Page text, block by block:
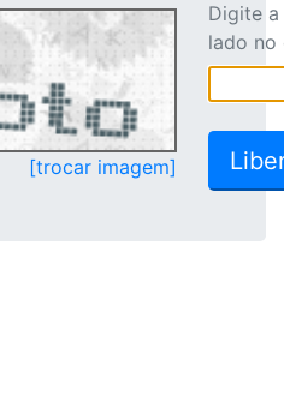
[trocar imagem]
Digite
lado no